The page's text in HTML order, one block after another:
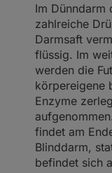
Im Dünndarm
zahlreiche
Darmsaft
flüssig. Im
werden die
körpereigene
Enzyme
findet am
Blinddarm,
befindet sich